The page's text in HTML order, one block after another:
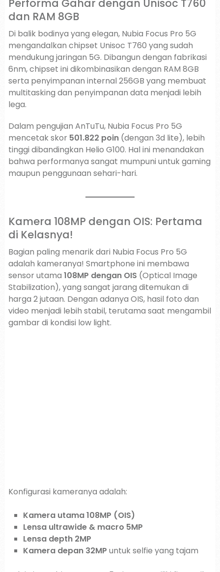
Performa Gahar dengan Unisoc T760
dan RAM 8GB
Di balik bodinya yang elegan, Nubia Focus Pro 5G
mengandalkan chipset Unisoc T760 yang sudah
mendukung jaringan 5G. Dibangun dengan fabrikasi
6nm, chipset ini dikombinasikan dengan RAM 8GB
serta penyimpanan internal 256GB yang membuat
multitasking dan penyimpanan data menjadi lebih
lega.
Dalam pengujian AnTuTu, Nubia Focus Pro 5G
mencetak skor 501.822 poin(dengan 3d lite), lebih
tinggi dibandingkan Helio G100. Hal ini menandakan
bahwa performanya sangat mumpuni untuk gaming
maupun penggunaan sehari-hari.
Kamera 108MP dengan OIS: Pertama
di Kelasnya!
Bagian paling menarik dari Nubia Focus Pro 5G
adalah kameranya! Smartphone ini membawa
sensor utama 108MP dengan OIS (Optical Image
Stabilization), yang sangat jarang ditemukan di
harga 2 jutaan. Dengan adanya OIS, hasil foto dan
video menjadi lebih stabil, terutama saat mengambil
gambar di kondisi low light.
Konfigurasi kameranya adalah:
Kamera utama 108MP (OIS)
Lensa ultrawide & macro 5MP
Lensa depth 2MP
Kamera depan 32MP untuk selfie yang tajam